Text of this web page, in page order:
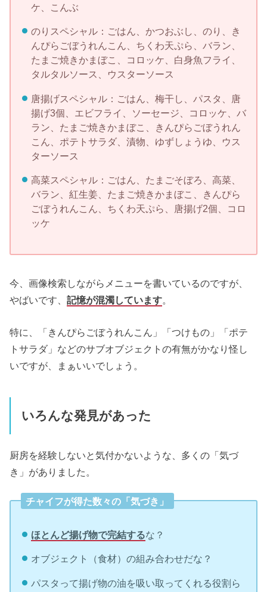
ケ、こんぶ
のりスペシャル：ごはん、かつおぶし、のり、き
んぴらごぼうれんこん、ちくわ天ぷら、バラン、
たまご焼きかまぼこ、コロッケ、白身魚フライ、
タルタルソース、ウスターソース
唐揚げスペシャル：ごはん、梅干し、パスタ、唐
揚げ3個、エビフライ、ソーセージ、コロッケ、バ
ラン、たまご焼きかまぼこ、きんぴらごぼうれん
こん、ポテトサラダ、漬物、ゆずしょうゆ、ウス
ターソース
高菜スペシャル：ごはん、たまごそぼろ、高菜、
バラン、紅生姜、たまご焼きかまぼこ、きんぴら
ごぼうれんこん、ちくわ天ぷら、唐揚げ2個、コロ
ッケ
今、画像検索しながらメニューを書いているのですが、
やばいです、記憶が混濁しています。
特に、「きんぴらごぼうれんこん」「つけもの」「ポテ
トサラダ」などのサブオブジェクトの有無がかなり怪し
いですが、まぁいいでしょう。
いろんな発見があった
厨房を経験しないと気付かないような、多くの「気づ
き」がありました。
チャイフが得た数々の「気づき」
ほとんど揚げ物で完結するな？
オブジェクト（食材）の組み合わせだな？
パスタって揚げ物の油を吸い取ってくれる役割ら